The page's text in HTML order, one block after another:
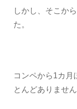
しかし、そこか
た。
コンペから1カ月
とんどありません